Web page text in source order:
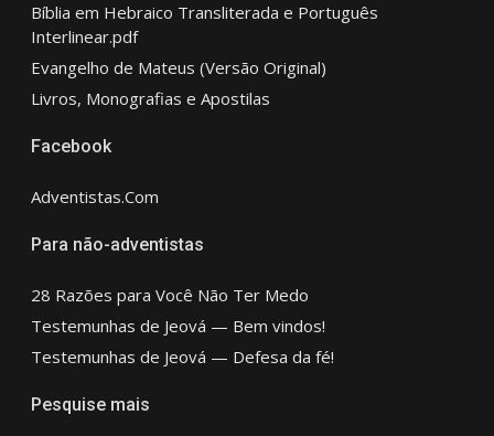
Bíblia em Hebraico Transliterada e Português
Interlinear.pdf
Evangelho de Mateus (Versão Original)
Livros, Monografias e Apostilas
Facebook
Adventistas.Com
Para não-adventistas
28 Razões para Você Não Ter Medo
Testemunhas de Jeová — Bem vindos!
Testemunhas de Jeová — Defesa da fé!
Pesquise mais